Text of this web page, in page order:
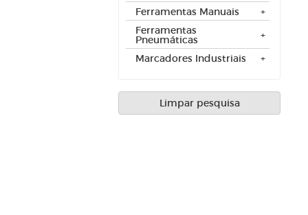
Ferramentas Manuais
Ferramentas
Pneumáticas
Marcadores Industriais
Limpar pesquisa